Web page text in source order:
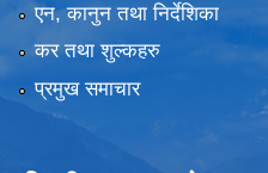
एन, कानुन तथा निर्देशिका
कर तथा शुल्कहरु
प्रमुख समाचार